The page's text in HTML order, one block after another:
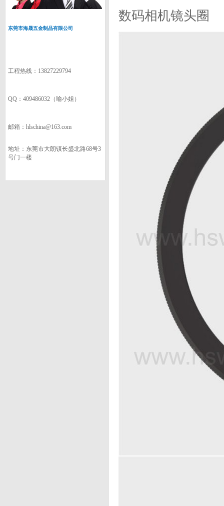
东莞市海晟五金制品有限公司
工程热线：13827229794
QQ：409486032（喻小姐）
邮箱：hlschina@163.com
地址：东莞市大朗镇长盛北路68号3
号门一楼
数码相机镜头圈